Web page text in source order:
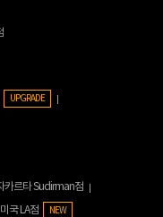
UPGRADE
카르타 Sudirman점
미국 LA점 NEW